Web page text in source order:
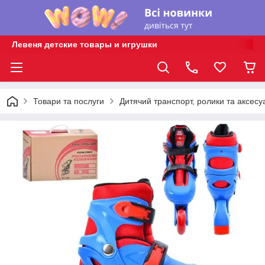
Левеня детские товары и игрушки
Товари та послуги Дитячий транспорт, ролики та